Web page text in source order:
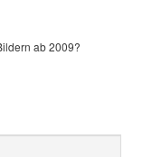
ab 2009?